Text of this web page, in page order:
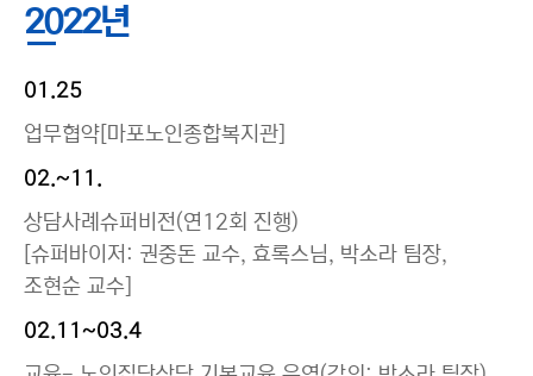
2022년
01.25
업무협약[마포노인종합복지관]
02.~11.
상담사례슈퍼비전(연12회 진행)
[슈퍼바이저: 권중돈 교수, 효록스님, 박소라 팀장,
조현순 교수]
02.11~03.4